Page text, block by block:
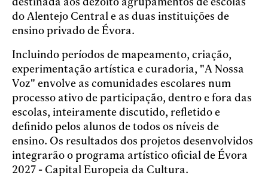
do Alentejo Central e as duas instituições de
ensino privado de Évora.
Incluindo períodos de mapeamento, criação,
experimentação artística e curadoria, "A Nossa
Voz" envolve as comunidades escolares num
processo ativo de participação, dentro e fora das
escolas, inteiramente discutido, refletido e
definido pelos alunos de todos os níveis de
ensino. Os resultados dos projetos desenvolvidos
integrarão o programa artístico oficial de Évora
2027 - Capital Europeia da Cultura.